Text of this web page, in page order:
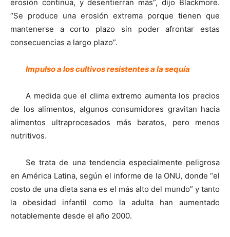
erosión continúa, y desentierran más”, dijo Blackmore.
“Se produce una erosión extrema porque tienen que
mantenerse a corto plazo sin poder afrontar estas
consecuencias a largo plazo”.
Impulso a los cultivos resistentes a la sequía
A medida que el clima extremo aumenta los precios
de los alimentos, algunos consumidores gravitan hacia
alimentos ultraprocesados más baratos, pero menos
nutritivos.
Se trata de una tendencia especialmente peligrosa
en América Latina, según el informe de la ONU, donde “el
costo de una dieta sana es el más alto del mundo” y tanto
la obesidad infantil como la adulta han aumentado
notablemente desde el año 2000.